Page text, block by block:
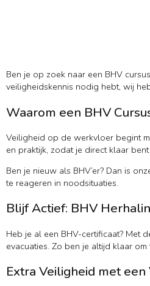
Ben je op zoek naar een BHV
veiligheidskennis nodig hebt, wij
Waarom een BHV
Veiligheid op de werkvloer begint
en praktijk, zodat je direct klaar
Ben je nieuw als BHV’er? Dan is
te reageren in noodsituaties.
Blijf Actief: BHV
Heb je al een BHV-certificaat? Met
evacuaties. Zo ben je altijd klaar
Extra Veiligheid met